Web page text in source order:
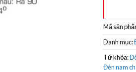
Mã sản
Danh mục:
Từ khóa:
Đèn nam